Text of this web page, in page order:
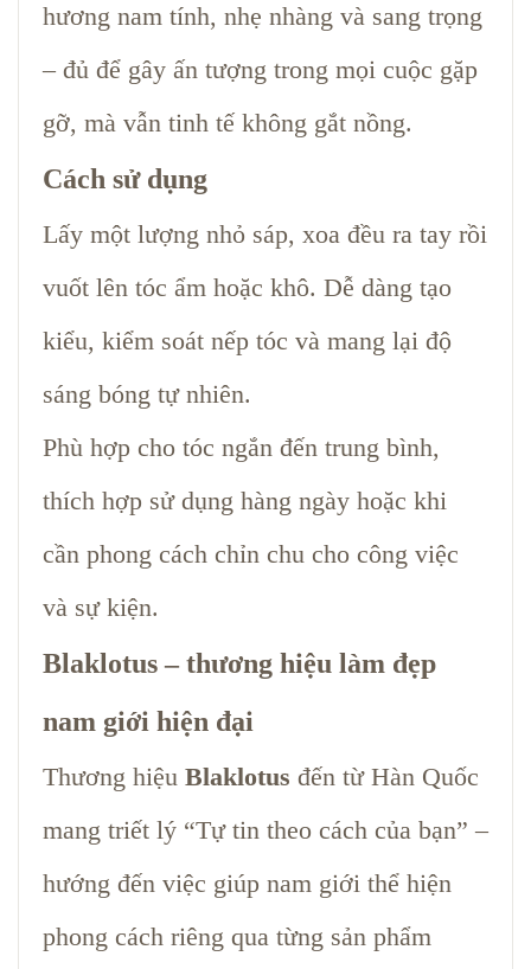
hương nam tính, nhẹ nhàng và sang trọng
– đủ để gây ấn tượng trong mọi cuộc gặp
gỡ, mà vẫn tinh tế không gắt nồng.
Cách sử dụng
Lấy một lượng nhỏ sáp, xoa đều ra tay rồi
vuốt lên tóc ẩm hoặc khô. Dễ dàng tạo
kiểu, kiểm soát nếp tóc và mang lại độ
sáng bóng tự nhiên.
Phù hợp cho tóc ngắn đến trung bình,
thích hợp sử dụng hàng ngày hoặc khi
cần phong cách chỉn chu cho công việc
và sự kiện.
Blaklotus – thương hiệu làm đẹp
nam giới hiện đại
Thương hiệu Blaklotus đến từ Hàn Quốc
mang triết lý “Tự tin theo cách của bạn” –
hướng đến việc giúp nam giới thể hiện
phong cách riêng qua từng sản phẩm